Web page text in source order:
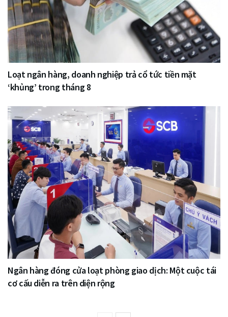
Loạt ngân hàng, doanh nghiệp trả cổ tức tiền mặt
‘khủng’ trong tháng 8
Ngân hàng đóng cửa loạt phòng giao dịch: Một cuộc tái
cơ cấu diễn ra trên diện rộng